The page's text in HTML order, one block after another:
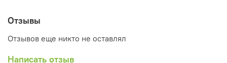
Отзывы
Отзывов еще никто не оставлял
Написать отзыв